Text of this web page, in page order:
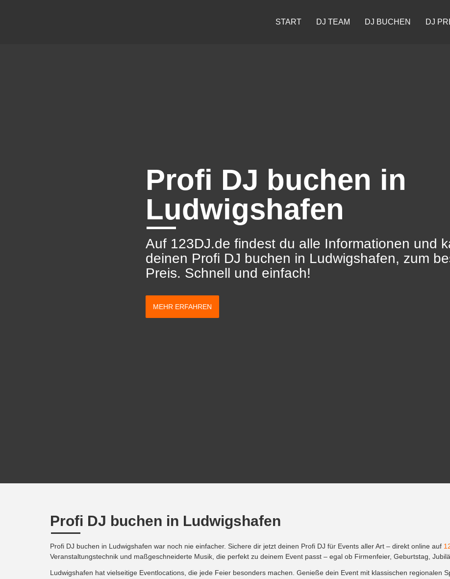
START DJ TEAM DJ BUCHEN DJ
Profi DJ buchen in
Ludwigshafen
Auf 123DJ.de findest du alle Informationen und
deinen Profi DJ buchen in Ludwigshafen, zum
Preis. Schnell und einfach!
MEHR ERFAHREN
Profi DJ buchen in Ludwigshafen
Profi DJ buchen in Ludwigshafen war noch nie einfacher. Sichere dir jetzt deinen Profi DJ für Events aller Art – direkt online auf
Veranstaltungstechnik und maßgeschneiderte Musik, die perfekt zu deinem Event passt – egal ob Firmenfeier, Geburtstag,
Ludwigshafen hat vielseitige Eventlocations, die jede Feier besonders machen. Genieße dein Event mit klassischen regionalen